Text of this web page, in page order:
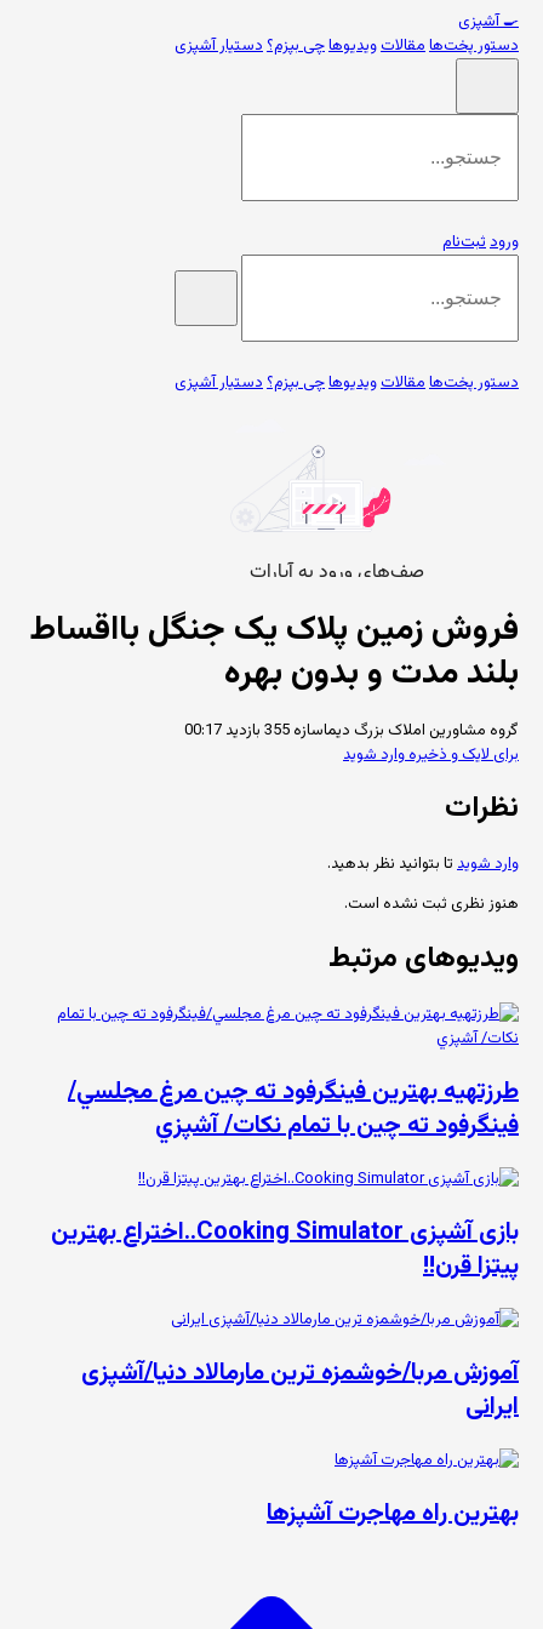
🍳آشپزی
دستور پخت‌هامقالاتویدیوهاچی بپزم؟دستیار آشپزی
ورودثبت‌نام
دستور پخت‌هامقالاتویدیوهاچی بپزم؟دستیار آشپزی
فروش زمین پلاک یک جنگل بااقساط
بلند مدت و بدون بهره
گروه مشاورین املاک بزرگ دیماسازه 355 بازدید
00:17
برای لایک و ذخیره وارد شوید
نظرات
وارد شوید تا بتوانید نظر بدهید.
هنوز نظری ثبت نشده است.
ویدیوهای مرتبط
طرزتهيه بهترين فینگرفود ته چين مرغ مجلسي/
فينگرفود ته چين با تمام نكات/ آشپزي
بازی آشپزی Cooking Simulator..اختراع بهترین
پیتزا قرن!!
آموزش مربا/خوشمزه ترین مارمالاد دنیا/آشپزی
ایرانی
بهترین راه مهاجرت آشپزها